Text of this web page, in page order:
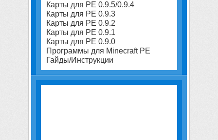
Карты для PE 0.9.5/0.9.4
Карты для PE 0.9.3
Карты для PE 0.9.2
Карты для PE 0.9.1
Карты для PE 0.9.0
Программы для Minecraft PE
Гайды/Инструкции